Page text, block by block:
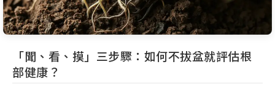
「聞、看、摸」三步驟：如何不拔盆就評估根
部健康？